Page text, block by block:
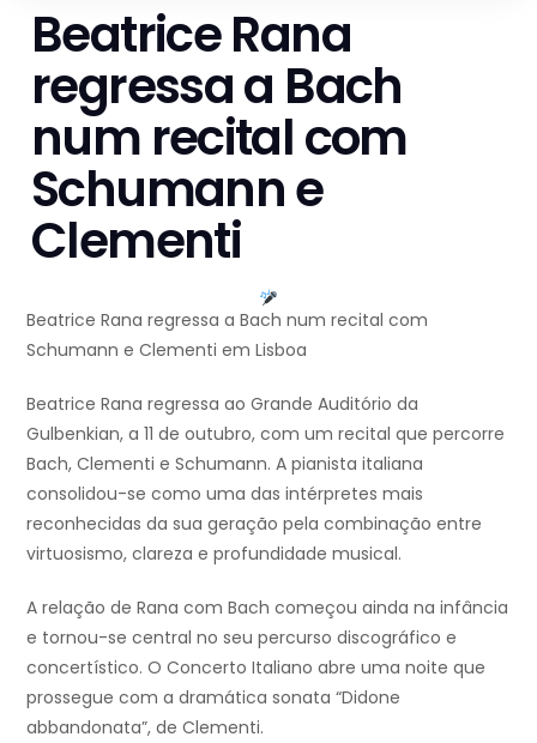
Beatrice Rana
regressa a Bach
num recital com
Schumann e
Clementi
Beatrice Rana regressa a Bach num recital com
Schumann e Clementi em Lisboa
Beatrice Rana regressa ao Grande Auditório da
Gulbenkian, a 11 de outubro, com um recital que percorre
Bach, Clementi e Schumann. A pianista italiana
consolidou-se como uma das intérpretes mais
reconhecidas da sua geração pela combinação entre
virtuosismo, clareza e profundidade musical.
A relação de Rana com Bach começou ainda na infância
e tornou-se central no seu percurso discográfico e
concertístico. O Concerto Italiano abre uma noite que
prossegue com a dramática sonata “Didone
abbandonata”, de Clementi.